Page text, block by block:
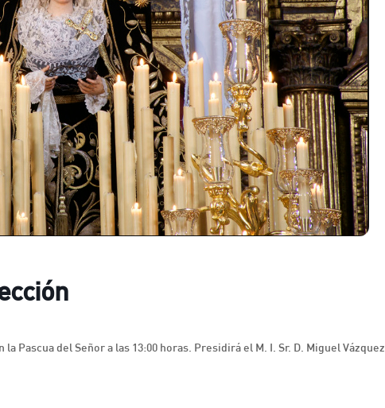
Pascua del Señor a las 13:00 horas. Presidirá el M. I. Sr. D. Miguel Vázquez